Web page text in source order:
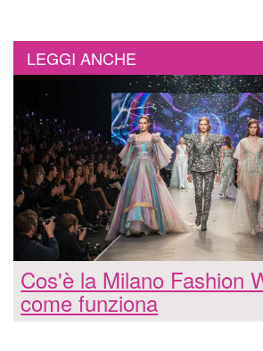
LEGGI ANCHE
Cos'è la Milano Fashion
come funziona